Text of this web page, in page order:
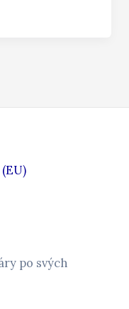
po svých